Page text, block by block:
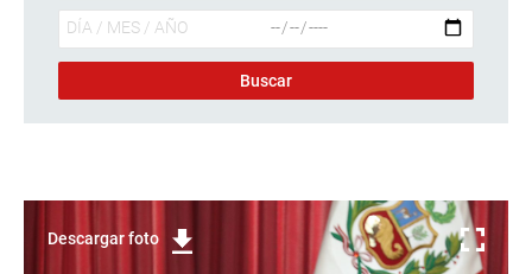
Descargar foto